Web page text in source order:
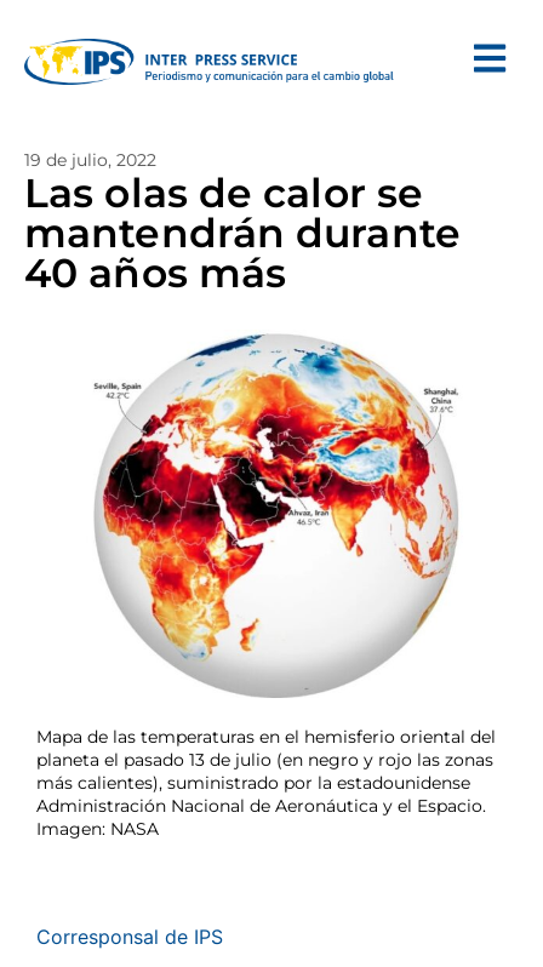
19 de julio, 2022
Las olas de calor se
mantendrán durante
40 años más
Mapa de las temperaturas en el hemisferio oriental del
planeta el pasado 13 de julio (en negro y rojo las zonas
más calientes), suministrado por la estadounidense
Administración Nacional de Aeronáutica y el Espacio.
Imagen: NASA
Corresponsal de IPS